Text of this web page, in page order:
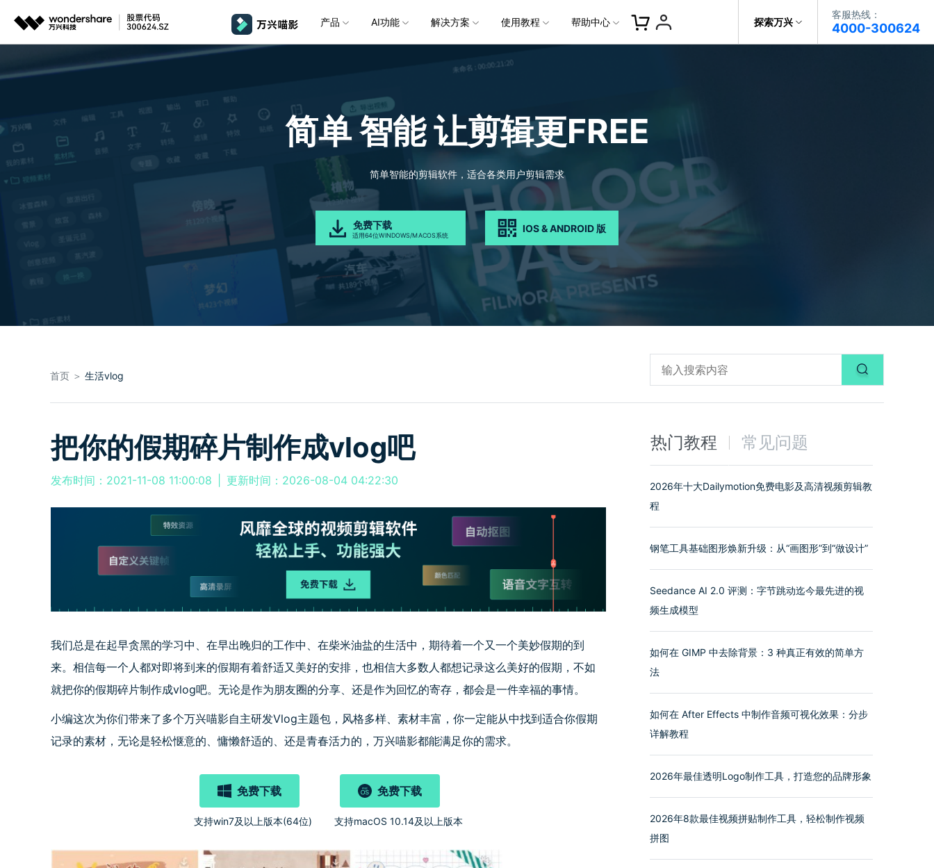
探索万兴
客服热线：
4000-300624
推荐产品
AIGC数字创意
万兴剧厂
AI驱动的一站式精品影视内容创作平台
万兴天幕
Wondershare SelfyzAI
万兴图示
一站式办公绘图利器
基于云的跨端思维导图软件
文档创意
万兴PDF
秒会的全能PDF编辑神器
万兴HiPDF
一站式在线PDF解决方案
万兴恢复专家
简单高效的数据管理软件
万兴易修
视频/照片修复一站式解决方案
新闻中心
加入我们
帮助中心
政企服务
代理商
客户案例
数字文档
创意绘图
视频创意
行业应用
交通运输
金融&银行
教育
新闻中心
新闻动态
关于万兴
社会责任
投资者关系
供应商合作
加入我们 帮助中心 客服热线：
4000-300624
产品
桌面版 Windows 版本
MacOS 版本
HarmonyOS 版本
移动端 iOS & Android 版本
视频
关键帧
NEW
平面追踪 NEW
音频
高光卡点
音频闪避
音视频同步
文本
文字路径动画
文字动画
花字与标题编辑
发现更多功能 >
视频特效
音频库
免费下载
AI功能
AI 提效
所有人工智能工具 >
AI 文本转视频 NEW
AI 图生视频 NEW
AI 绘画
AI 视频续写 NEW
AI 生成音效 NEW
文字转语音
AI 音乐生成
免费下载
解决方案
商用无忧
全新AI灵感加速器，提升团队协作效率，全
方位赋能商业视频创作过程
党政宣传
快速打造高级大气的党政宣传片
轻松制作有颜有料的知识教程
新闻传媒
一键输出专业精良的资讯报道
电商运营
批量生产高转化率的带货营销视频
自媒体创作
快人一步剪辑高流量的爆款视频
万兴喵影鸿蒙版首发
使用教程
基础教学
自制教程
视频抠图
音频剪辑
文本字幕
颜色编辑
影视娱乐
娱乐剪辑
影视制作
游戏电竞
教育培训
学校教育
企业培训
节日庆典
婚礼视频
生日聚会
广告宣传
日常视频
生活Vlog
视频教程
跟着达人视频学剪辑， 小白也能
玩转特效大片
喵影学社
提供人门到精通的全方位视频剪辑
课程满足各类场景的创作需求
帮助中心
常见问题
排除产品使用故障
设备支持
了解支持的系统、CPU和GPU信息
产品社区
在线社区，与产品经理 1 v 1
版本日志
了解最新迭代信息，体验最新功能
了解AI 积分消耗规则
授权说明
万兴素材
免费下载
简单 智能让剪辑更FREE
简单智能的剪辑软件，适合各类用户剪辑需求
免费下载
适用64位WINDOWS/MACOS系统
IOS & ANDROID 版
首页 ＞ 生活vlog
把你的假期碎片制作成vlog吧
发布时间：2021-11-08 11:00:08 更新时间：2026-08-04 04:22:30
我们总是在起早贪黑的学习中、在早出晚归的工作中、在柴米油盐的生活中，期待着一个又一个美妙假期的到
来。相信每一个人都对即将到来的假期有着舒适又美好的安排，也相信大多数人都想记录这么美好的假期，不如
就把你的假期碎片制作成vlog吧。无论是作为朋友圈的分享、还是作为回忆的寄存，都会是一件幸福的事情。
小编这次为你们带来了多个万兴喵影自主研发Vlog主题包，风格多样、素材丰富，你一定能从中找到适合你假期
记录的素材，无论是轻松惬意的、慵懒舒适的、还是青春活力的，万兴喵影都能满足你的需求。
免费下载
支持win7及以上版本(64位)
免费下载
支持macOS 10.14及以上版本
热门教程 常见问题
2026年十大Dailymotion免费电影及高清视频剪辑教
程
钢笔工具基础图形焕新升级：从“画图形”到“做设计”
Seedance AI 2.0 评测：字节跳动迄今最先进的视
频生成模型
如何在 GIMP 中去除背景：3 种真正有效的简单方
法
如何在 After Effects 中制作音频可视化效果：分步
详解教程
2026年最佳透明Logo制作工具，打造您的品牌形象
2026年8款最佳视频拼贴制作工具，轻松制作视频
拼图